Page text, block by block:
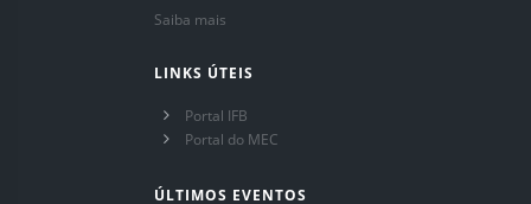
Saiba mais
LINKS ÚTEIS
Portal IFB
Portal do MEC
ÚLTIMOS EVENTOS